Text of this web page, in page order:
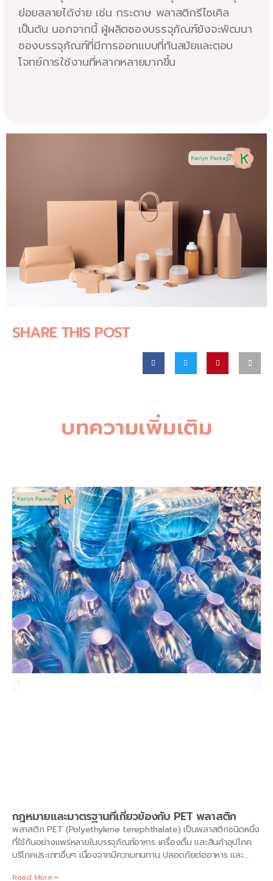
ย่อยสลายได้ง่าย เช่น กระดาษ พลาสติกรีไซเคิล
เป็นต้น นอกจากนี้ ผู้ผลิตซองบรรจุภัณฑ์ยังจะพัฒนา
ซองบรรจุภัณฑ์ที่มีการออกแบบที่ทันสมัยและตอบ
โจทย์การใช้งานที่หลากหลายมากขึ้น
SHARE THIS POST
บทความเพิ่มเติม
กฎหมายและมาตรฐานที่เกี่ยวข้องกับ PET พลาสติก
พลาสติก PET (Polyethylene terephthalate) เป็นพลาสติกชนิดหนึ่ง
ที่ใช้กันอย่างแพร่หลายในบรรจุภัณฑ์อาหาร เครื่องดื่ม และสินค้าอุปโภค
บริโภคประเภทอื่นๆ เนื่องจากมีความทนทาน ปลอดภัยต่ออาหาร และ
Read More »